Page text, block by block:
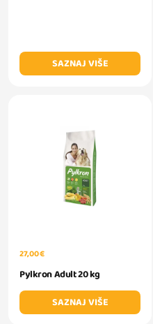
SAZNAJ VIŠE
27,00 €
Pylkron Adult 20 kg
SAZNAJ VIŠE